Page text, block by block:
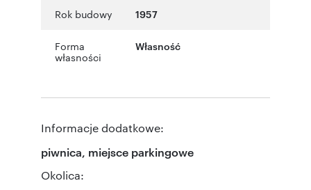
Rok budowy 1957
Forma
własności
Własność
Informacje dodatkowe:
piwnica, miejsce parkingowe
Okolica: